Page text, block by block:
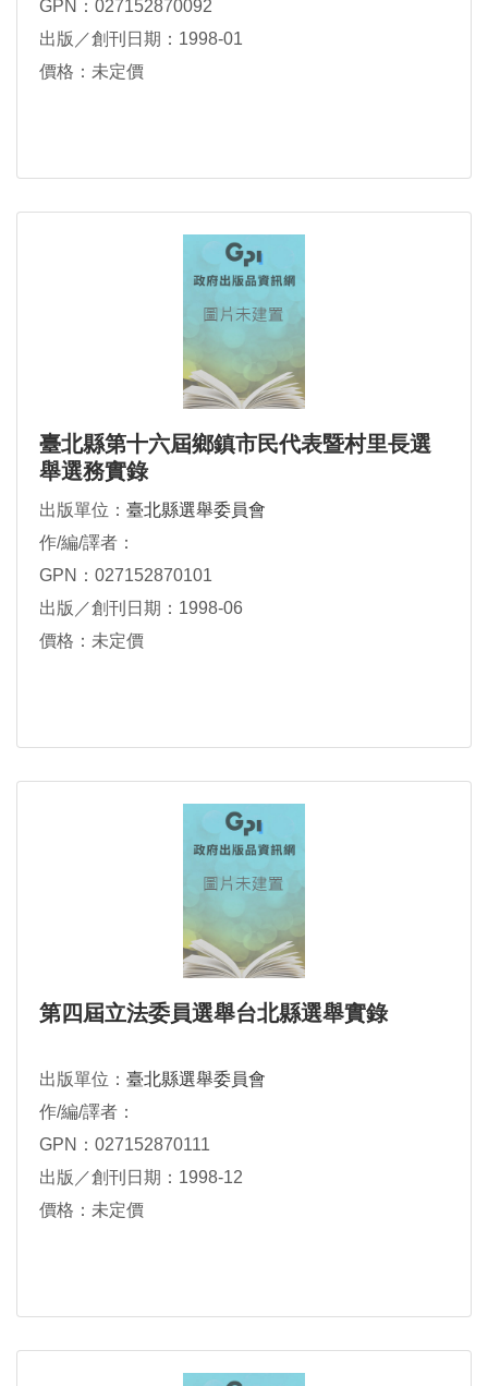
GPN：027152870092
出版／創刊日期：1998-01
價格：未定價
臺北縣第十六屆鄉鎮市民代表暨村里長選
舉選務實錄
出版單位： 臺北縣選舉委員會
作/編/譯者：
GPN：027152870101
出版／創刊日期：1998-06
價格：未定價
第四屆立法委員選舉台北縣選舉實錄
出版單位： 臺北縣選舉委員會
作/編/譯者：
GPN：027152870111
出版／創刊日期：1998-12
價格：未定價